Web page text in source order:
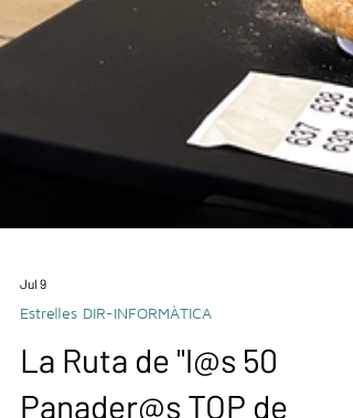
Jul 9
Estrelles DIR-INFORMÀTICA